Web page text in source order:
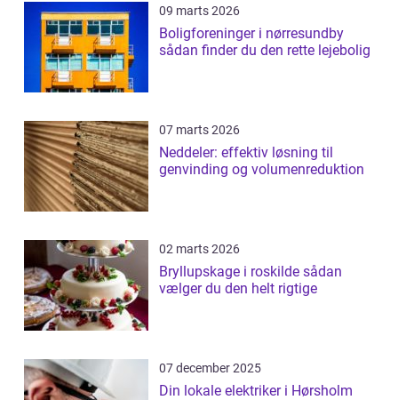
09 marts 2026
Boligforeninger i nørresundby
sådan finder du den rette lejebolig
07 marts 2026
Neddeler: effektiv løsning til
genvinding og volumenreduktion
02 marts 2026
Bryllupskage i roskilde sådan
vælger du den helt rigtige
07 december 2025
Din lokale elektriker i Hørsholm